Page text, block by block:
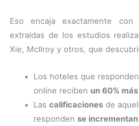
Eso encaja exactamente con
extraídas de los estudios
Xie, McIlroy y otros, que
Los hoteles que
online reciben un 60%
Lascalificaciones de
responden se incrementan